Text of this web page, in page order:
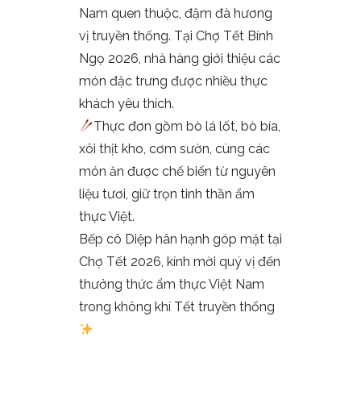
Nam quen thuộc, đậm đà hương
vị truyền thống. Tại Chợ Tết Bính
Ngọ 2026, nhà hàng giới thiệu các
món đặc trưng được nhiều thực
khách yêu thích.
Thực đơn gồm bò lá lốt, bò bía,
xôi thịt kho, cơm sườn, cùng các
món ăn được chế biến từ nguyên
liệu tươi, giữ trọn tinh thần ẩm
thực Việt.
Bếp cô Diệp hân hạnh góp mặt tại
Chợ Tết 2026, kính mời quý vị đến
thưởng thức ẩm thực Việt Nam
trong không khí Tết truyền thống